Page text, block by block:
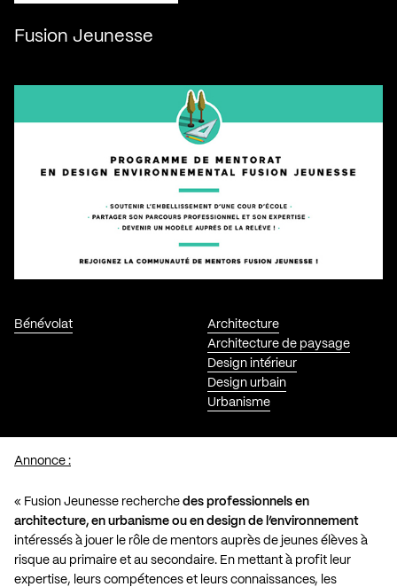
Fusion Jeunesse
Bénévolat
Architecture
Architecture de paysage
Design intérieur
Design urbain
Urbanisme
Annonce :
« Fusion Jeunesse recherche des professionnels en
architecture, en urbanisme ou en design de l’environnement
intéressés à jouer le rôle de mentors auprès de jeunes élèves à
risque au primaire et au secondaire. En mettant à profit leur
expertise, leurs compétences et leurs connaissances, les